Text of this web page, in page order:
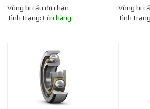
Vòng bi cầu đỡ chặn
Tình trạng: Còn hàng
Vòng bi
Tình